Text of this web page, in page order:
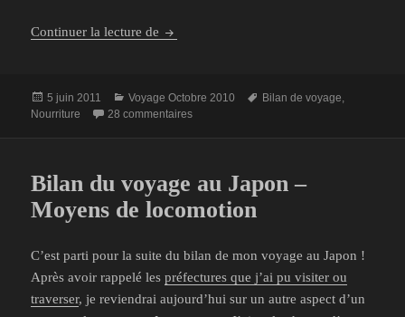
Continuer la lecture de Bilan du voyage au Japon – Nourriture et
Publié
le
5 juin 2011 Catégories
Voyage Octobre 2010
Mots-
Bilan de voyage,
Nourriture
28 commentairessur Bilan du voyage au Japon – Nourriture
Bilan du voyage au Japon –
Moyens de locomotion
C’est parti pour la suite du bilan de mon voyage au Japon !
Après avoir rappelé lespréfectures que j’ai pu visiter ou
traverser, je reviendrai aujourd’hui sur un autre aspect d’un